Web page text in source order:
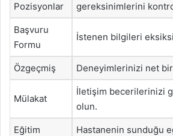
Pozisyonlar
gereksinimlerini
Başvuru
Formu
İstenen bilgileri
Özgeçmiş Deneyimlerinizi net
Mülakat
İletişim becerilerinizi
olun.
Eğitim
Hastanenin sunduğu